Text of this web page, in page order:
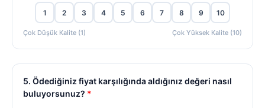
1 2 3 4 5 6 7 8 9 10
Çok Düşük Kalite (1) Çok Yüksek Kalite (10)
5. Ödediğiniz fiyat karşılığında aldığınız değeri nasıl
buluyorsunuz? *